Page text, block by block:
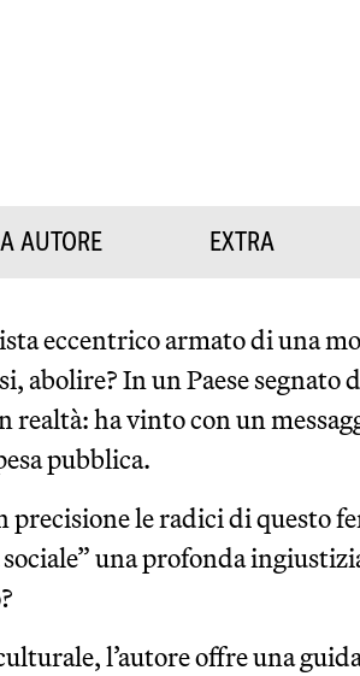
AUTORE EXTRA
eccentrico armato di una
abolire? In un Paese
realtà: ha vinto con un
pubblica.
le radici di questo
una profonda
l’autore offre una